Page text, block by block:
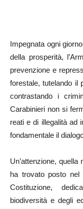
Impegnata ogni
della prosperità,
prevenzione e
forestale, tutelando il
contrastando i
Carabinieri non si
reati e di illegalità ad
fondamentale il
Un’attenzione,
ha trovato posto
Costituzione,
biodiversità e degli